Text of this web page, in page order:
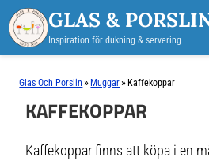
GLAS &
Inspiration för dukning & servering
Glas Och Porslin » Muggar » Kaffekoppar
KAFFEKOPPAR
Kaffekoppar finns att köpa i en